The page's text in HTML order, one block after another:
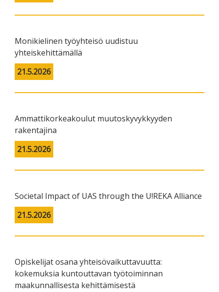
Monikielinen työyhteisö uudistuu
yhteiskehittämällä
21.5.2026
Ammattikorkeakoulut muutoskyvykkyyden
rakentajina
21.5.2026
Societal Impact of UAS through the U!REKA Alliance
21.5.2026
Opiskelijat osana yhteisövaikuttavuutta:
kokemuksia kuntouttavan työtoiminnan
maakunnallisesta kehittämisestä